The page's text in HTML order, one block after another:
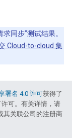
同步”测试结果。
Cloud-to-cloud 集
署名 4.0 许可获得了
许可。有关详情，请
其关联公司的注册商